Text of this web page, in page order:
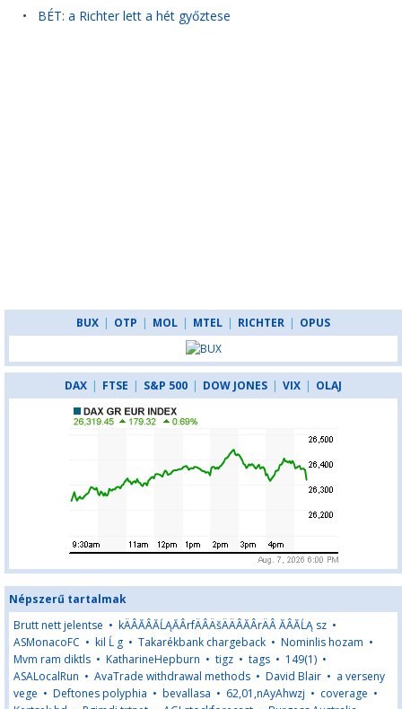
• BÉT: a Richter lett a hét győztese
BUX | OTP | MOL | MTEL | RICHTER | OPUS
DAX | FTSE | S&P 500 | DOW JONES | VIX | OLAJ
Népszerű tartalmak
Brutt nett jelentse • kÄÂĂÂĂĹĄĂÂrfÄÂÄšÄÄÂĂÂrÄÂ ĂÂĂĹĄ sz •
ASMonacoFC • kil Ĺ g • Takarékbank chargeback • Nominlis hozam •
Mvm ram diktls • KatharineHepburn • tigz • tags • 149(1) •
ASALocalRun • AvaTrade withdrawal methods • David Blair • a verseny
vege • Deftones polyphia • bevallasa • 62,01,nAyAhwzj • coverage •